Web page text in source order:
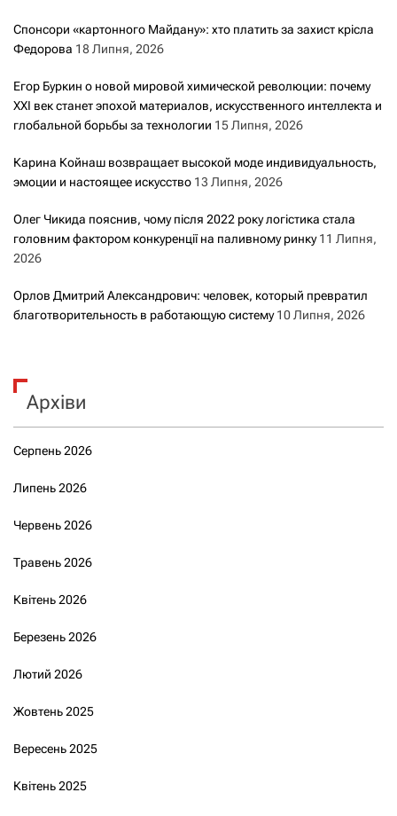
Спонсори «картонного Майдану»: хто платить за захист крісла
Федорова 18 Липня, 2026
Егор Буркин о новой мировой химической революции: почему
XXI век станет эпохой материалов, искусственного интеллекта и
глобальной борьбы за технологии 15 Липня, 2026
Карина Койнаш возвращает высокой моде индивидуальность,
эмоции и настоящее искусство 13 Липня, 2026
Олег Чикида пояснив, чому після 2022 року логістика стала
головним фактором конкуренції на паливному ринку 11 Липня,
2026
Орлов Дмитрий Александрович: человек, который превратил
благотворительность в работающую систему 10 Липня, 2026
Архіви
Серпень 2026
Липень 2026
Червень 2026
Травень 2026
Квітень 2026
Березень 2026
Лютий 2026
Жовтень 2025
Вересень 2025
Квітень 2025